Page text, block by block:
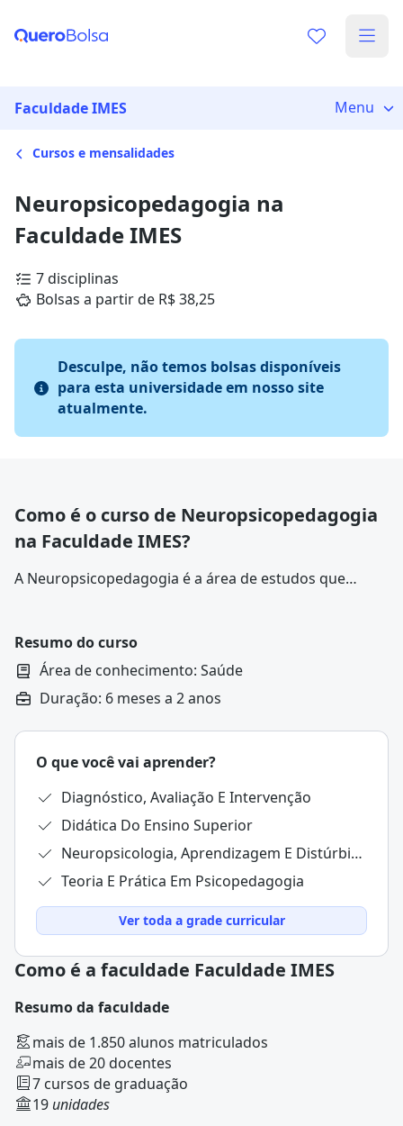
Faculdade IMES Menu
Cursos e mensalidades
Neuropsicopedagogia na
Faculdade IMES
7 disciplinas
Bolsas a partir de R$ 38,25
Desculpe, não temos bolsas disponíveis
para esta universidade em nosso site
atualmente.
Como é o curso de Neuropsicopedagogia
na Faculdade IMES?
A Neuropsicopedagogia é a área de estudos que
conceitos daPsicologia
Resumo do curso
Área de conhecimento: Saúde
Duração: 6 meses a 2 anos
O que você vai aprender?
Diagnóstico, Avaliação E Intervenção
Didática Do Ensino Superior
Neuropsicologia, Aprendizagem E Distúrbios Neuropsicológicos
Teoria E Prática Em Psicopedagogia
Ver toda a grade curricular
Como é a faculdade Faculdade IMES
Resumo da faculdade
mais de 1.850 alunos matriculados
mais de 20 docentes
7 cursos de graduação
19 unidades